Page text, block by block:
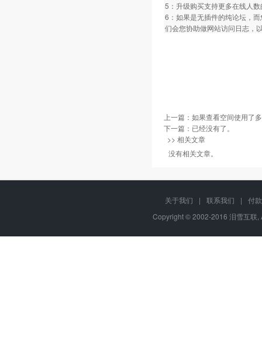
5：升级购买支持更多在线人
6：如果是无插件的纯论坛，
们会您协助做网站访问日志，
上一篇： 如果查看空间使用了
下一篇：已经没有了。
>> 相关文章
没有相关文章。
关于我们 | 联系我们 |
付
Copyright © 2002-2016 泪雪互